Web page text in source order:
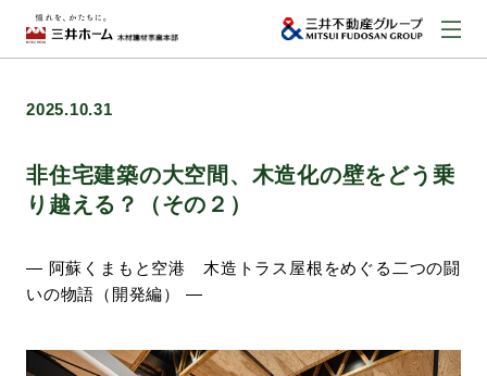
事業内容
建築実例
2025.10.31
非住宅建築の大空間、木造化の壁をどう乗
り越える？（その２）
― 阿蘇くまもと空港 木造トラス屋根をめぐる二つの闘
いの物語（開発編） ―